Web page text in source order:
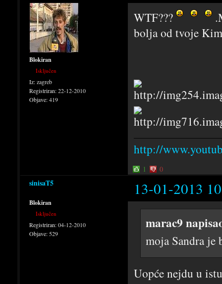
Blokiran
Isključen
Iz:zagreb
Registriran:22-12-2010
Objave:419
WTF???
bolja od tvoje
http://
1 0
sinisaT5 13-01-2013
Blokiran
Isključen
Registriran:04-12-2010
Objave: 529
marac9
moja Sandra
Uopće nejdu u